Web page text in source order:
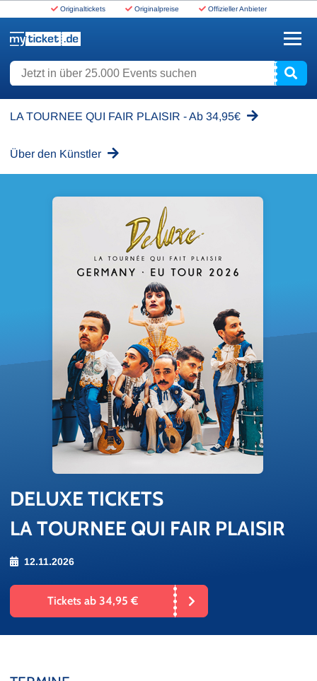
Originaltickets Originalpreise Offizieller Anbieter
Jetzt in über 25.000 Events suchen
LA TOURNEE QUI FAIR PLAISIR - Ab 34,95€
Über den Künstler
DE­LU­XE TI­CKETS
LA TOURNEE QUI FAIR PLAISIR
12.11.2026
Tickets ab 34,95 €